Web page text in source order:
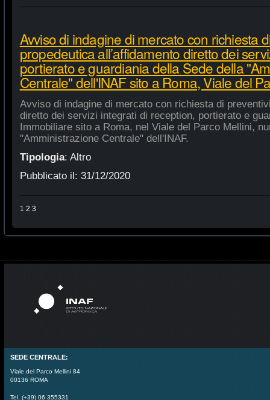
Avviso di indagine di mercato con richiesta
propedeutica all’affidamento diretto dei
portierato e guardiania della Sede della
Centrale" dell'INAF sito a Roma, Viale del
Avviso di indagine di mercato con richiesta di
diretto dei servizi integrati di reception, portierato e
Immobiliare sito a Roma, nel Viale del Parco Mellini,
"Amministrazione Centrale" dell'INAF.
Tipologia: Altro
Pubblicato il: 31/12/2020
1 2 3
SEDE CENTRALE:
Viale del Parco Mellini 84
00136 ROMA
Tel. (+39) 06 355331